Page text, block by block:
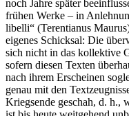
noch Jahre später
frühen Werke – in
libelli“ (Terentianus
eigenes Schicksal: Die
sich nicht in das kollektive
sofern diesen Texten
nach ihrem Erscheinen
genau mit den
Kriegsende geschah, d. h.,